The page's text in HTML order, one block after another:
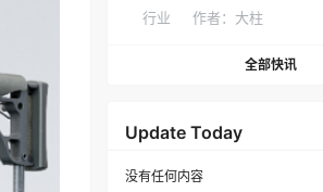
行业 作者： 大柱
全部快讯
Update Today
没有任何内容